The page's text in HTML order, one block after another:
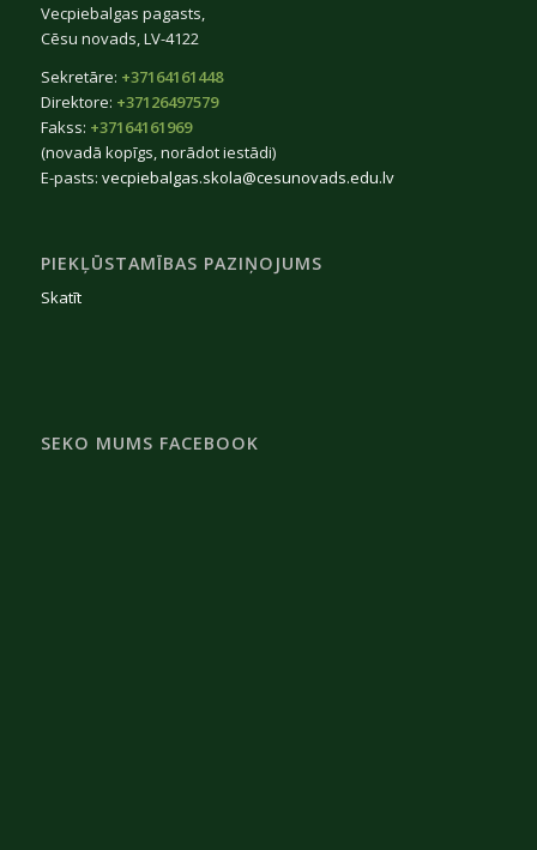
Vecpiebalgas pagasts,
Cēsu novads, LV-4122
Sekretāre: +37164161448
Direktore: +37126497579
Fakss: +37164161969
(novadā kopīgs, norādot iestādi)
E-pasts: vecpiebalgas.skola@cesunovads.edu.lv
PIEKĻŪSTAMĪBAS PAZIŅOJUMS
Skatīt
SEKO MUMS FACEBOOK